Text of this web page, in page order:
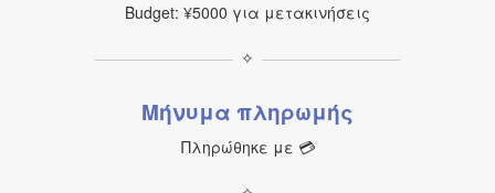
Budget: ¥5000 για μετακινήσεις
✧
Μήνυμα πληρωμής
Πληρώθηκε με 💳